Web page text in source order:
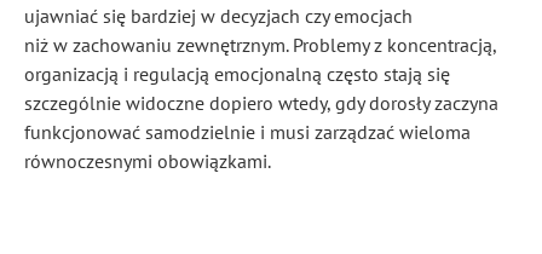
ujawniać się bardziej w decyzjach czy emocjach
niż w zachowaniu zewnętrznym. Problemy z koncentracją,
organizacją i regulacją emocjonalną często stają się
szczególnie widoczne dopiero wtedy, gdy dorosły zaczyna
funkcjonować samodzielnie i musi zarządzać wieloma
równoczesnymi obowiązkami.